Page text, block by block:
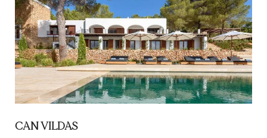
NACHHALTIGKEIT
BUCHUNGSBEDINGUNGEN
KONTAKT
CAN VILDAS